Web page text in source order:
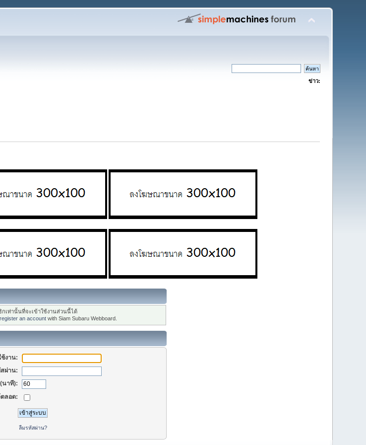
ข่าว:
กเท่านั้นที่จะเข้าใช้งานส่วนนี้ได้
register an account with Siam Subaru Webboard.
ช้งาน:
ผ่าน:
นาที):
ลอด:
ลืมรหัสผ่าน?